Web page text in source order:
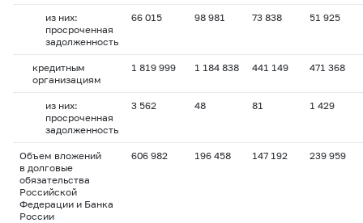
из них:
просроченная
задолженность
66 015 98 981 73 838 51 925
кредитным
организациям
1 819 999 1 184 838 441 149 471 368
из них:
просроченная
задолженность
3 562 48 81 1 429
Объем вложений
в долговые
обязательства
Российской
Федерации и Банка
России
606 982 196 458 147 192 239 959